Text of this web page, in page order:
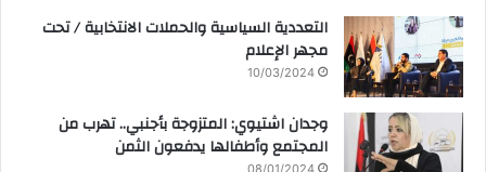
التعددية السياسية والحملات الانتخابية / تحت
مجهر الإعلام
10/03/2024
وجدان اشتيوي: المتزوجة بأجنبي.. تهرب من
المجتمع وأطفالها يدفعون الثمن
08/01/2024